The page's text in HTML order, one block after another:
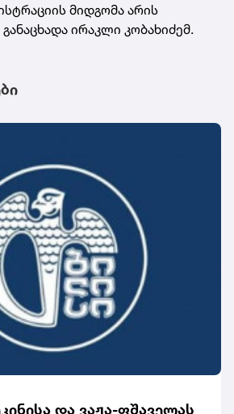
მიდგომა არის
ირაკლი კობახიძემ.
და ვაჟა-ფშაველას